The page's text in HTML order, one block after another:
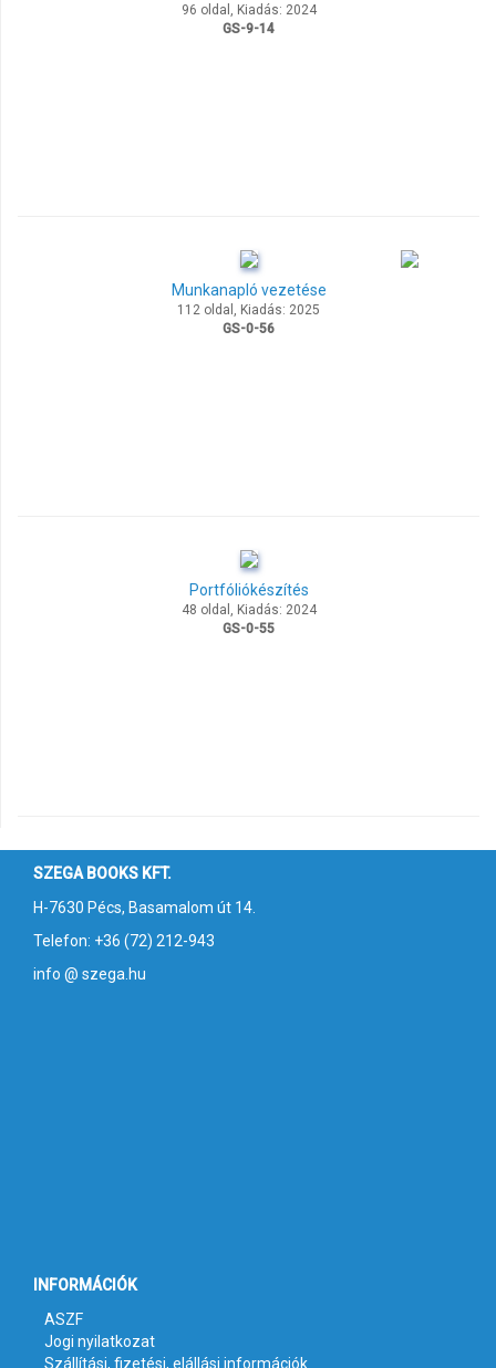
96 oldal, Kiadás: 2024
GS-9-14
Munkanapló vezetése
112 oldal, Kiadás: 2025
GS-0-56
Portfóliókészítés
48 oldal, Kiadás: 2024
GS-0-55
SZEGA BOOKS KFT.
H-7630 Pécs, Basamalom út 14.
Telefon: +36 (72) 212-943
info @ szega.hu
INFORMÁCIÓK
ASZF
Jogi nyilatkozat
Szállítási, fizetési, elállási információk